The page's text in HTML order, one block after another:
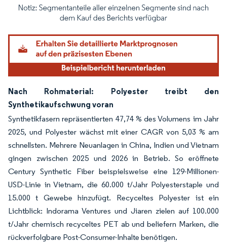
Bild © Mordor Intelligence. Wiederverwendung erfordert Namensnennung
Nach Rohmaterial: Polyester treibt den
Synthetikaufschwung voran
Synthetikfasern repräsentierten 47,74 % des Volumens im Jahr
2025, und Polyester wächst mit einer CAGR von 5,03 % am
schnellsten. Mehrere Neuanlagen in China, Indien und Vietnam
gingen zwischen 2025 und 2026 in Betrieb. So eröffnete
Century Synthetic Fiber beispielsweise eine 129-Millionen-
USD-Linie in Vietnam, die 60.000 t/Jahr Polyesterstaple und
15.000 t Gewebe hinzufügt. Recyceltes Polyester ist ein
Lichtblick: Indorama Ventures und Jiaren zielen auf 100.000
t/Jahr chemisch recyceltes PET ab und beliefern Marken, die
rückverfolgbare Post-Consumer-Inhalte benötigen.